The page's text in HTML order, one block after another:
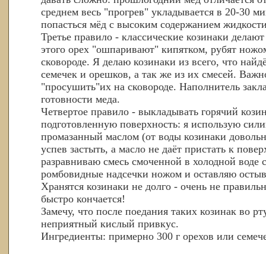
среднем весь "прогрев" укладывается в 20-30
попасться мёд с высоким содержанием
Третье правило - классические козинаки
этого орех "ошпаривают" кипятком, рубят
сковороде. Я делаю козинаки из всего, что
семечек и орешков, а так же из их смесей.
"просушить"их на сковороде. Наполнитель
готовности меда.
Четвертое правило - выкладывать горячий
подготовленную поверхность: я использую
промазанный маслом (от воды козинаки
успев застыть, а масло не даёт пристать к
разравниваю смесь смоченной в холодной воде
ромбовидные надсечки ножом и оставляю
Хранятся козинаки не долго - очень не
быстро кончается!
Замечу, что после поедания таких козинак во
неприятный кислый привкус.
Ингредиенты: примерно 300 г орехов или